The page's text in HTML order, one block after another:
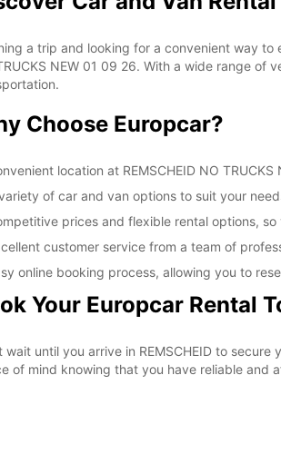
a trip and looking for a convenient way
NEW 01 09 26. With a wide range
Choose Europcar?
location at REMSCHEID NO
of car and van options to suit your
prices and flexible rental options,
customer service from a team of
online booking process, allowing you to
Your Europcar Rental
wait until you arrive in REMSCHEID to
of mind knowing that you have reliable and